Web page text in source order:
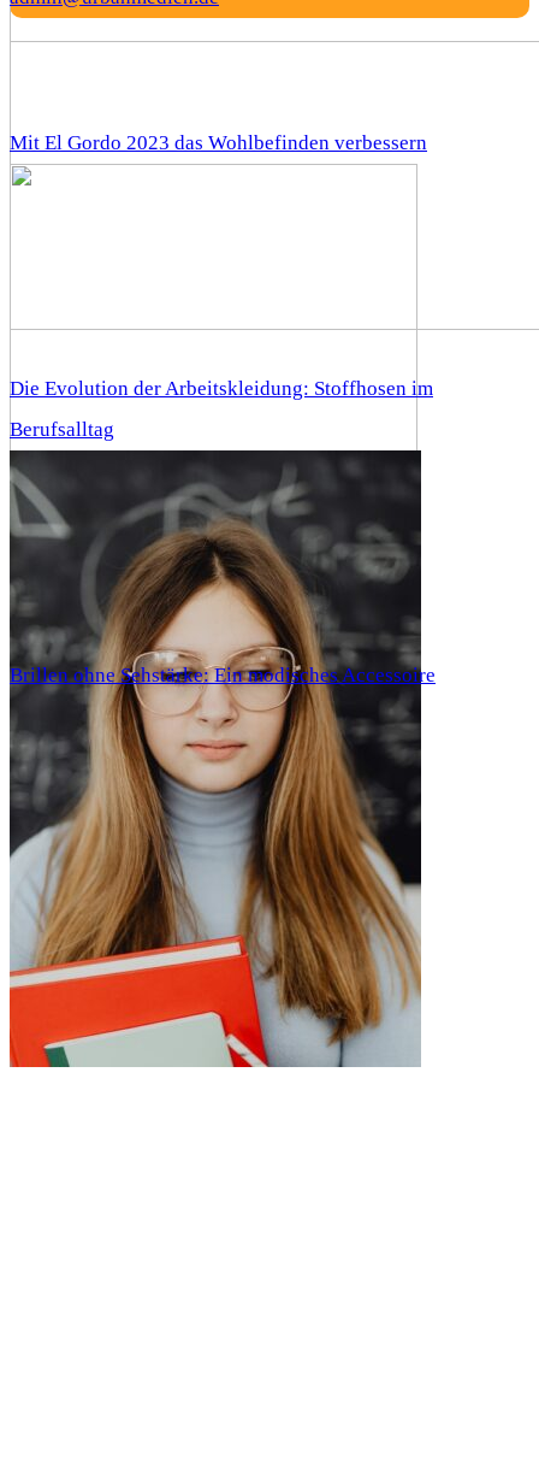
Mit El Gordo 2023 das Wohlbefinden verbessern
Die Evolution der Arbeitskleidung: Stoffhosen im
Berufsalltag
Brillen ohne Sehstärke: Ein modisches Accessoire